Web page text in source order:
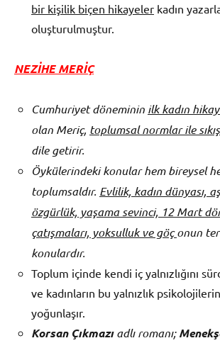
bir kişilik biçen hikayeler kadın
oluşturulmuştur.
NEZİHE MERİÇ
Cumhuriyet döneminin ilk kadın
olan Meriç, toplumsal normlar ile
dile getirir.
Öykülerindeki konular hem bireysel
toplumsaldır. Evlilik, kadın dünyası,
özgürlük, yaşama sevinci, 12 Mart
çatışmaları, yoksulluk ve göçonun
konulardır.
Toplum içinde kendi iç yalnızlığını
ve kadınların bu yalnızlık
yoğunlaşır.
Korsan Çıkmazıadlı romanı;